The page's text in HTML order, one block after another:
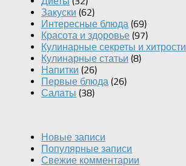
Закуски (62)
Интересные блюда (69)
Красота и здоровье (97)
Кулинарные секреты и хитрости
Кулинарные статьи (8)
Напитки (26)
Первые блюда (26)
Салаты (38)
Новые записи
Популярные записи
Свежие комментарии